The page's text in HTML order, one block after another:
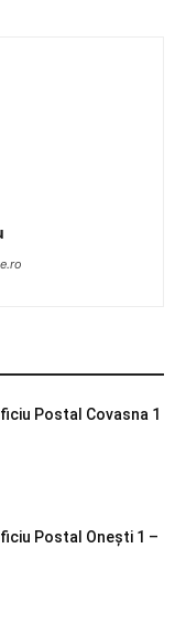
Postal Covasna 1
Postal Oneşti 1 –